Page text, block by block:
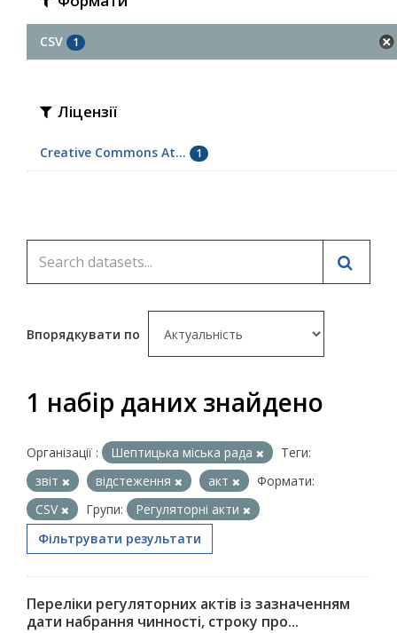
CSV 1
Ліцензії
Creative Commons At... 1
Впорядкувати по
1 набір даних знайдено
Організації : Шептицька міська рада
Теги:
звіт
відстеження акт
Формати:
CSV
Групи:
Регуляторні акти
Фільтрувати результати
Переліки регуляторних актів із зазначенням
дати набрання чинності, строку про...